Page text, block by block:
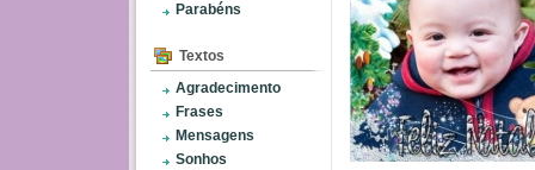
Parabéns
Textos
Agradecimento
Frases
Mensagens
Sonhos